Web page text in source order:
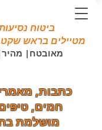
ביטוח
מטיילים בראש שקט,
מאובטח|
כתבות,
חמים,
מושלמת